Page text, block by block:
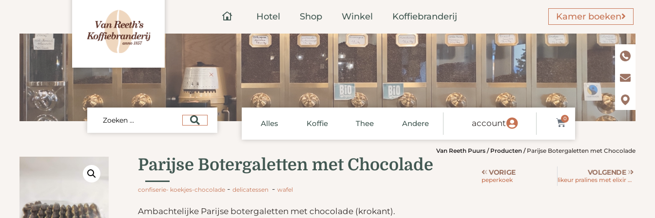
Hotel Shop Winkel Koffiebranderij Kamer boeken
Alles Koffie Thee Andere account 0
Van Reeth Puurs / Producten / Parijse Botergaletten met Chocolade
Parijse Botergaletten met Chocolade
confiserie- koekjes-chocolade - delicatessen -wafel
Ambachtelijke Parijse botergaletten met chocolade (krokant).
VORIGE
peperkoek
VOLGENDE
likeur pralines met elixir d’anvers